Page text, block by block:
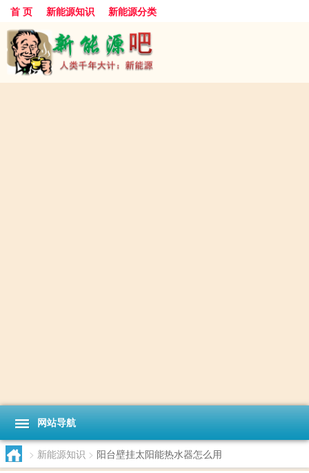
首 页 新能源知识 新能源分类
网站导航
> 新能源知识 > 阳台壁挂太阳能热水器怎么用